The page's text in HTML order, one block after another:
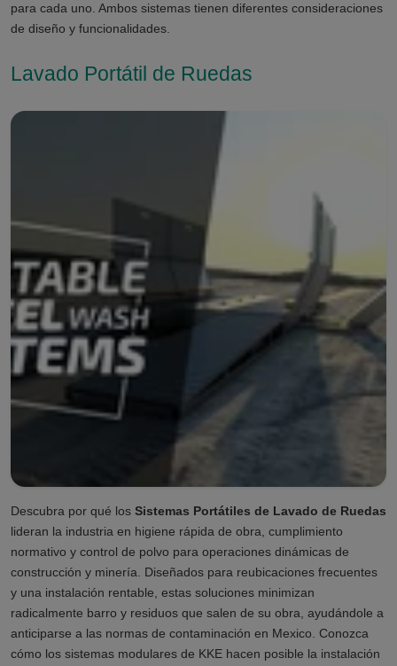
para cada uno. Ambos sistemas tienen diferentes consideraciones
de diseño y funcionalidades.
Lavado Portátil de Ruedas
Descubra por qué los Sistemas Portátiles de Lavado de Ruedas
lideran la industria en higiene rápida de obra, cumplimiento
normativo y control de polvo para operaciones dinámicas de
construcción y minería. Diseñados para reubicaciones frecuentes
y una instalación rentable, estas soluciones minimizan
radicalmente barro y residuos que salen de su obra, ayudándole a
anticiparse a las normas de contaminación en Mexico. Conozca
cómo los sistemas modulares de KKE hacen posible la instalación